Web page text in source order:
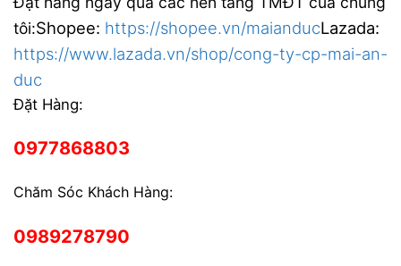
tôi:Shopee: https://shopee.vn/maianducLazada:
https://www.lazada.vn/shop/cong-ty-cp-mai-an-
duc
Đặt Hàng:
0977868803
Chăm Sóc Khách Hàng:
0989278790